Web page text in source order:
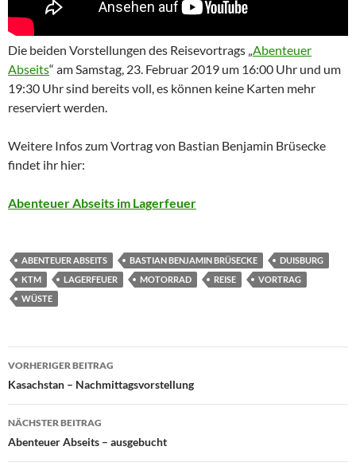
Die beiden Vorstellungen des Reisevortrags „Abenteuer
Abseits“ am Samstag, 23. Februar 2019 um 16:00 Uhr und um
19:30 Uhr sind bereits voll, es können keine Karten mehr
reserviert werden.
Weitere Infos zum Vortrag von Bastian Benjamin Brüsecke
findet ihr hier:
Abenteuer Abseits im Lagerfeuer
ABENTEUER ABSEITS BASTIAN BENJAMIN BRÜSECKE
DUISBURG
KTM
LAGERFEUER MOTORRAD REISE
VORTRAG
WÜSTE
Beitragsnavigation
VORHERIGER BEITRAG
Kasachstan – Nachmittagsvorstellung
NÄCHSTER BEITRAG
Abenteuer Abseits – ausgebucht